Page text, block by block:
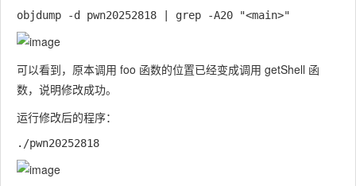
可以看到，原本调用 foo 函数的位置已经变成调用 getShell 函
数，说明修改成功。
运行修改后的程序：